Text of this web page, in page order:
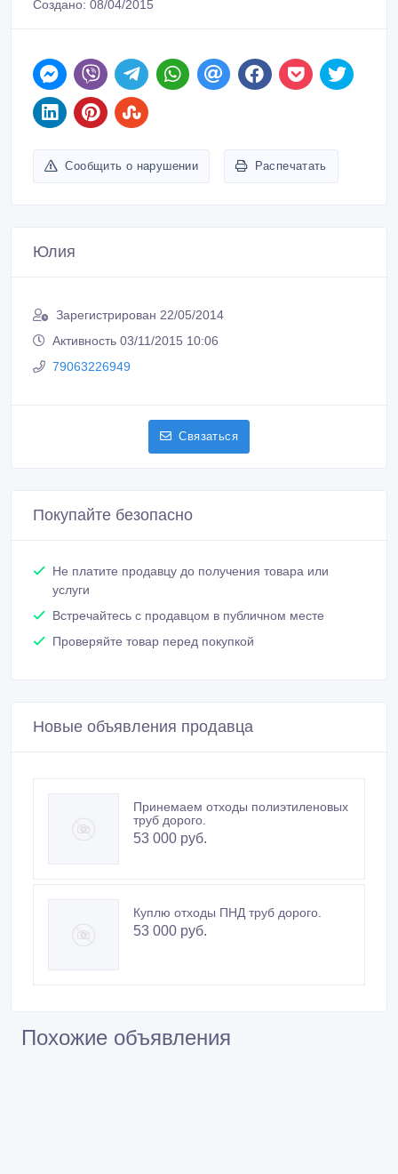
Создано: 08/04/2015
Сообщить о нарушении Распечатать
Юлия
Зарегистрирован 22/05/2014
Активность 03/11/2015 10:06
79063226949
Связаться
Покупайте безопасно
Не платите продавцу до получения товара или
услуги
Встречайтесь с продавцом в публичном месте
Проверяйте товар перед покупкой
Новые объявления продавца
Принемаем отходы полиэтиленовых
труб дорого.
53 000 руб.
Куплю отходы ПНД труб дорого.
53 000 руб.
Похожие объявления